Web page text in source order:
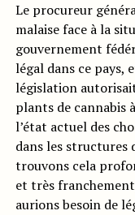
Le procureur
malaise face à la
gouvernement
légal dans ce pays,
législation
plants de cannabis
l’état actuel des
dans les structures
trouvons cela
et très
aurions besoin de